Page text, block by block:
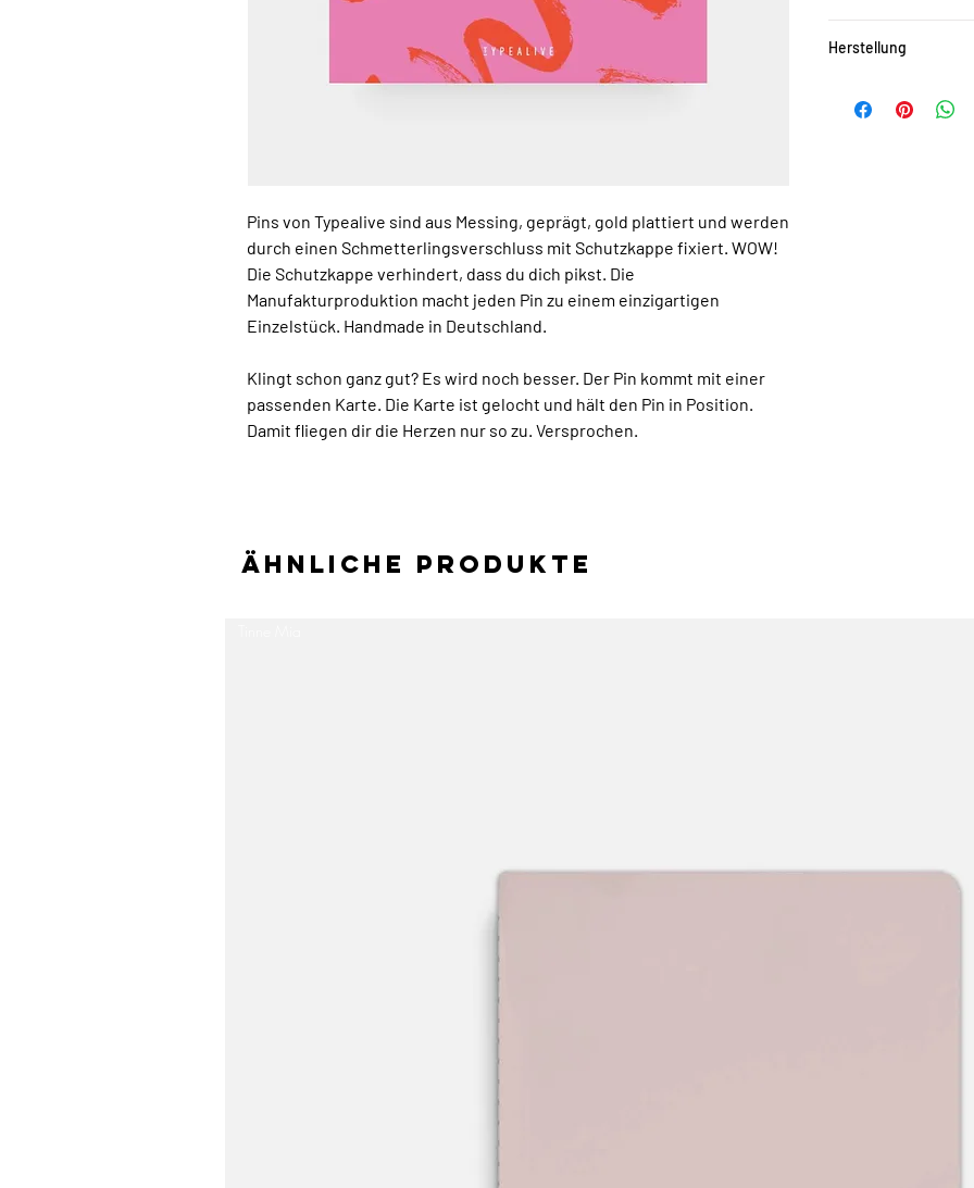
Pins von Typealive sind aus Messing, geprägt, gold plattiert und werden
durch einen Schmetterlingsverschluss mit Schutzkappe fixiert. WOW!
Die Schutzkappe verhindert, dass du dich pikst. Die
Manufakturproduktion macht jeden Pin zu einem einzigartigen
Einzelstück. Handmade in Deutschland.
Klingt schon ganz gut? Es wird noch besser. Der Pin kommt mit einer
passenden Karte. Die Karte ist gelocht und hält den Pin in Position.
Damit fliegen dir die Herzen nur so zu. Versprochen.
einen
Herstellung
Ähnliche Produkte